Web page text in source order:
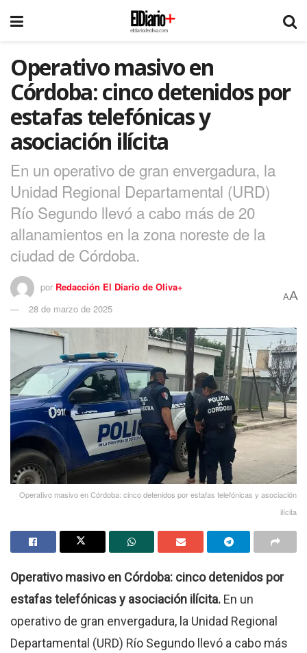
Operativo masivo en
Córdoba: cinco detenidos por
estafas telefónicas y
asociación ilícita
En un operativo de gran envergadura, la
Unidad Regional Departamental (URD)
Río Segundo llevó a cabo más de 20
allanamientos en la zona noreste de la
ciudad de Córdoba.
por Redacción El Diario de Oliva+
28 de marzo de 2025
AA
Operativo masivo en Córdoba: cinco detenidos por estafas telefónicas y asociación
ilícita
Operativo masivo en Córdoba: cinco detenidos por
estafas telefónicas y asociación ilícita. En un
operativo de gran envergadura, la Unidad Regional
Departamental (URD) Río Segundo llevó a cabo más